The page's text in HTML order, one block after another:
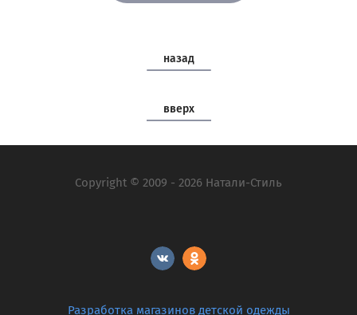
назад
вверх
Copyright © 2009 - 2026 Натали-Стиль
Разработка магазинов детской одежды